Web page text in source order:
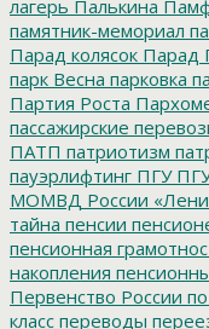
лагерь Палькина
памятник-мемориал
Парад колясок Парад
парк Весна парковка
Партия Роста
пассажирские
ПАТП патриотизм
пауэрлифтинг ПГУ
МОМВД России
тайна пенсии
пенсионная
накопления
Первенство России
класс переводы